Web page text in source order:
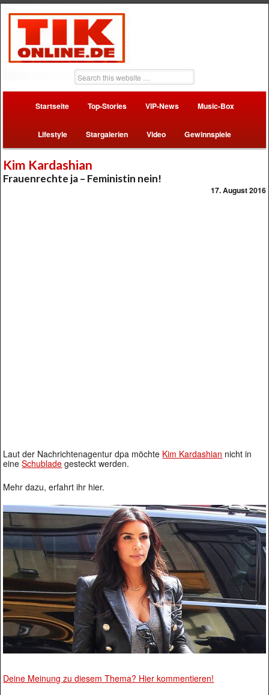
Startseite Top-Stories VIP-News Music-Box
Lifestyle Stargalerien Video Gewinnspiele
Kim Kardashian
Frauenrechte ja – Feministin nein!
17. August 2016
Laut der Nachrichtenagentur dpa möchte Kim Kardashian nicht in
eineSchublade gesteckt werden.
Mehr dazu, erfahrt ihr hier.
Deine Meinung zu diesem Thema? Hier kommentieren!